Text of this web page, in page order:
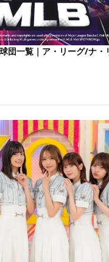
団一覧｜ア・リーグ/ナ・